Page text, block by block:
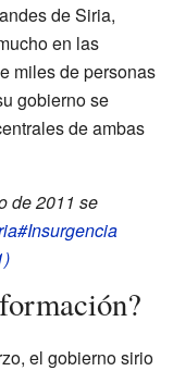
de Siria,
en las
miles de personas
gobierno se
de ambas
de 2011 se
el gobierno sirio